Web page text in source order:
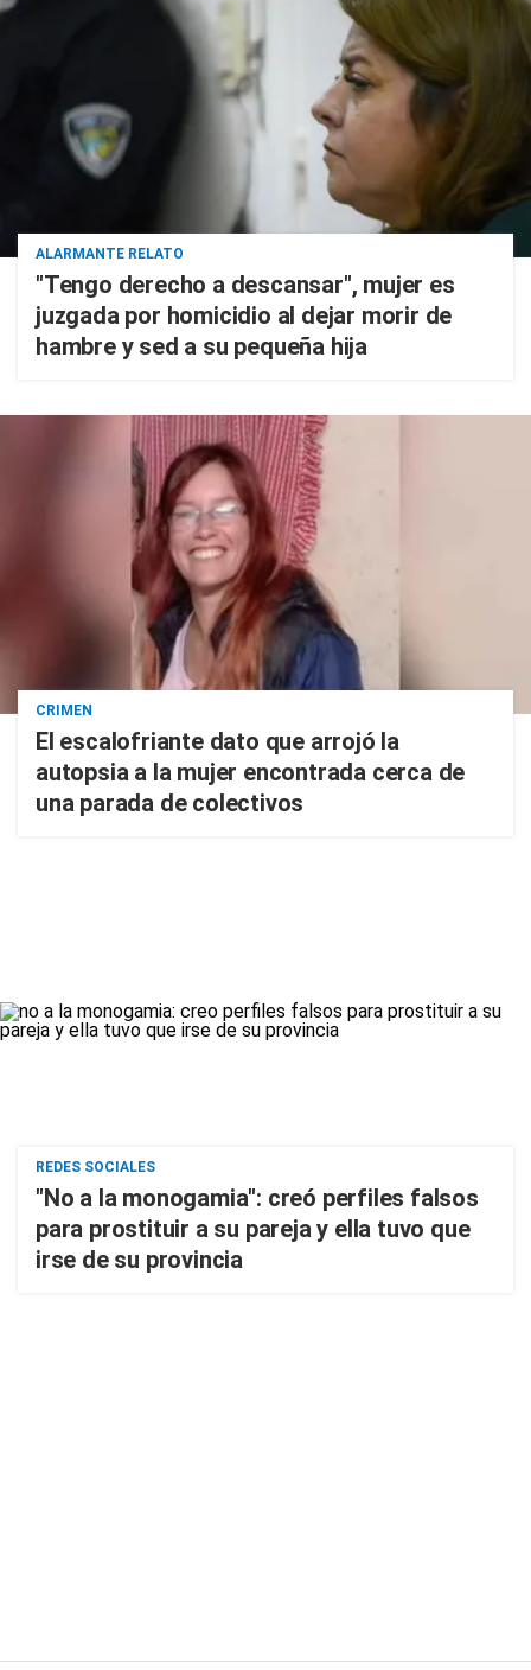
ALARMANTE RELATO
"Tengo derecho a descansar", mujer es
juzgada por homicidio al dejar morir de
hambre y sed a su pequeña hija
CRIMEN
El escalofriante dato que arrojó la
autopsia a la mujer encontrada cerca de
una parada de colectivos
REDES SOCIALES
"No a la monogamia": creó perfiles falsos
para prostituir a su pareja y ella tuvo que
irse de su provincia